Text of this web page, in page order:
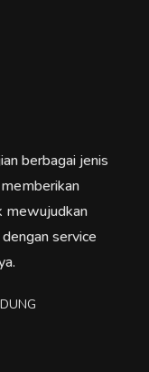
berbagai jenis
mewujudkan
service